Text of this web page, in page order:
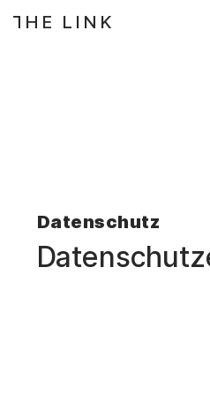
Zum Inhalt springen
T
HE LINK
Datenschutz